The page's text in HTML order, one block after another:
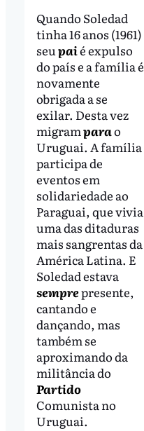
Quando Soledad
tinha 16 anos (1961)
seupaié expulso
do país e a família é
novamente
obrigada a se
exilar. Desta vez
migramparao
Uruguai. A família
participa de
eventos em
solidariedade ao
Paraguai, que vivia
uma das ditaduras
mais sangrentas da
América Latina. E
Soledad estava
semprepresente,
cantando e
dançando, mas
também se
aproximando da
militância do
Partido
Comunista no
Uruguai.